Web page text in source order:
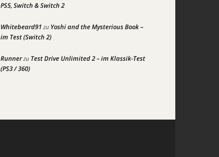
PS5, Switch & Switch 2
Whitebeard91 zu Yoshi and the Mysterious Book –
im Test (Switch 2)
Runnerzu Test Drive Unlimited 2 – im Klassik-Test
(PS3 / 360)